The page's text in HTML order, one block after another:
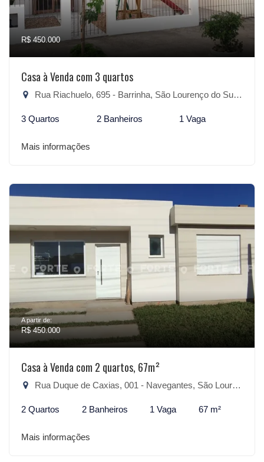
R$ 450.000
Casa à Venda com 3 quartos
Rua Riachuelo, 695 - Barrinha, São Lourenço do Sul-RS
3 Quartos 2 Banheiros 1 Vaga
Mais informações
A partir de:
R$ 450.000
Casa à Venda com 2 quartos, 67m²
Rua Duque de Caxias, 001 - Navegantes, São Lourenço do Sul-RS
2 Quartos 2 Banheiros 1 Vaga 67 m²
Mais informações